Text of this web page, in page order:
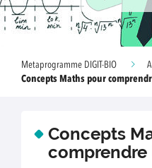
Metaprogramme DIGIT-BIO
Concepts Maths pour
Concepts